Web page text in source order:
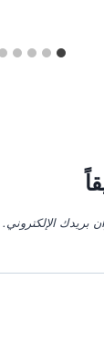
بريدك الإلكتروني.